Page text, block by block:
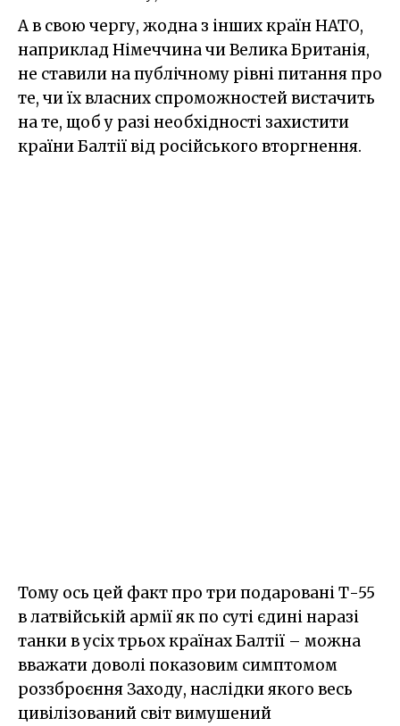
А в свою чергу, жодна з інших країн НАТО,
наприклад Німеччина чи Велика Британія,
не ставили на публічному рівні питання про
те, чи їх власних спроможностей вистачить
на те, щоб у разі необхідності захистити
країни Балтії від російського вторгнення.
Тому ось цей факт про три подаровані Т-55
в латвійській армії як по суті єдині наразі
танки в усіх трьох країнах Балтії – можна
вважати доволі показовим симптомом
роззброєння Заходу, наслідки якого весь
цивілізований світ вимушений